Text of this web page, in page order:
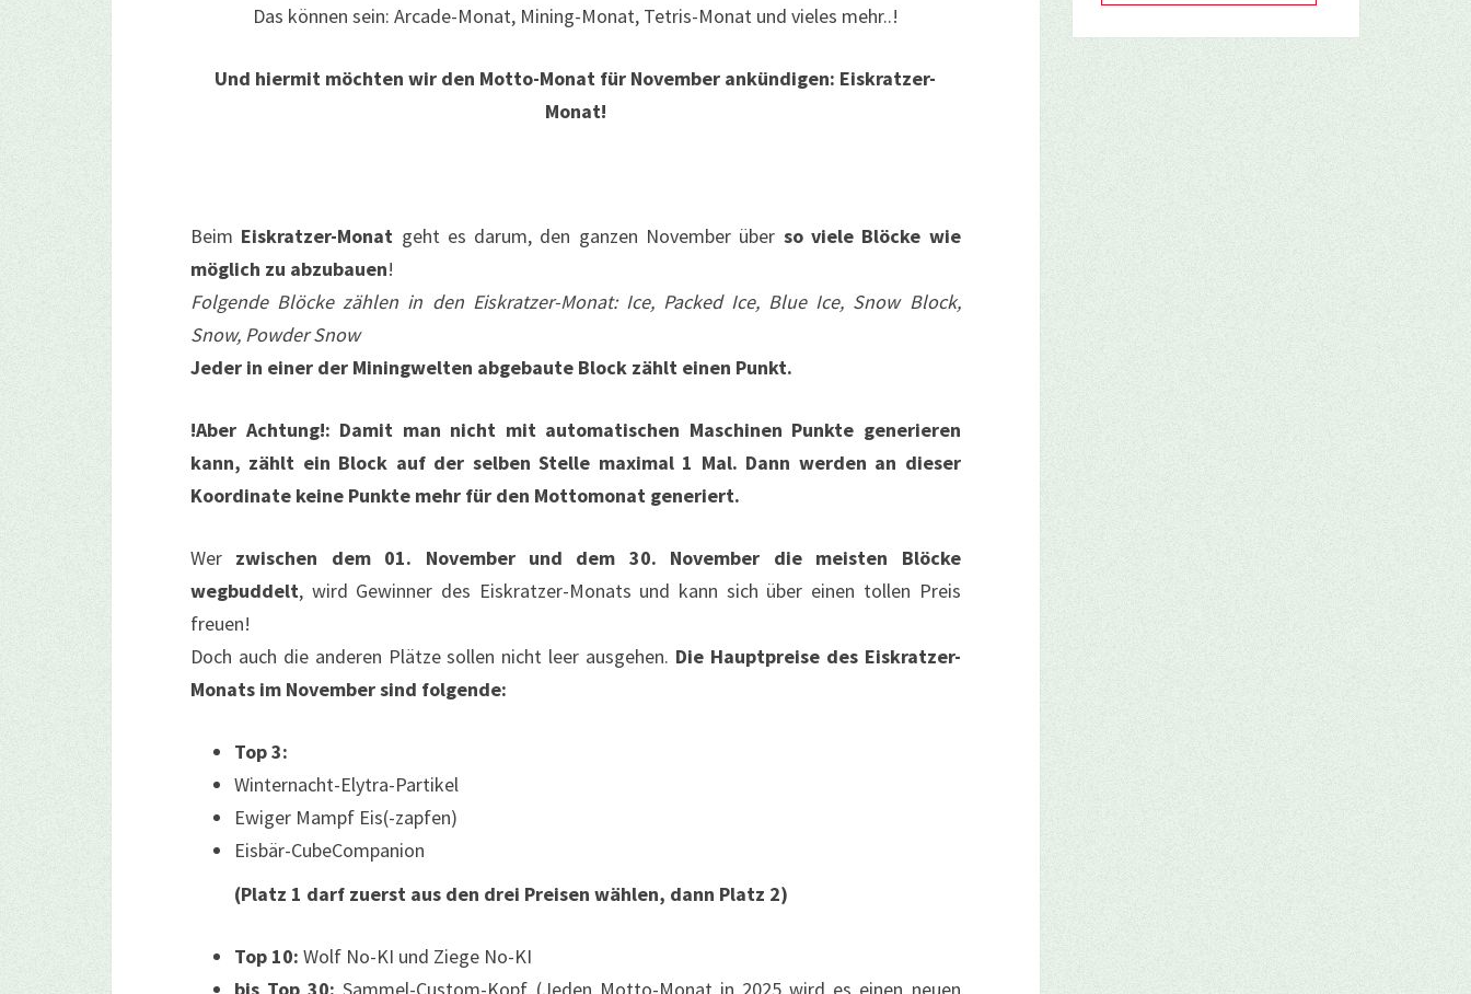
Das können sein: Arcade-Monat, Mining-Monat, Tetris-Monat und vieles mehr..!
Und hiermit möchten wir den Motto-Monat für November ankündigen: Eiskratzer-
Monat!
Beim Eiskratzer-Monat geht es darum, den ganzen November über so viele Blöcke wie
möglich zu abzubauen!
Folgende Blöcke zählen in den Eiskratzer-Monat: Ice, Packed Ice, Blue Ice, Snow Block,
Snow, Powder Snow
Jeder in einer der Miningwelten abgebaute Block zählt einen Punkt.
!Aber Achtung!: Damit man nicht mit automatischen Maschinen Punkte generieren
kann, zählt ein Block auf der selben Stelle maximal 1 Mal. Dann werden an dieser
Koordinate keine Punkte mehr für den Mottomonat generiert.
Wer zwischen dem 01. November und dem 30. November die meisten Blöcke
wegbuddelt, wird Gewinner des Eiskratzer-Monats und kann sich über einen tollen Preis
freuen!
Doch auch die anderen Plätze sollen nicht leer ausgehen. Die Hauptpreise des Eiskratzer-
Monats im November sind folgende:
Top 3:
Winternacht-Elytra-Partikel
Ewiger Mampf Eis(-zapfen)
Eisbär-CubeCompanion
(Platz 1 darf zuerst aus den drei Preisen wählen, dann Platz 2)
Top 10: Wolf No-KI und Ziege No-KI
bis Top 30: Sammel-Custom-Kopf (Jeden Motto-Monat in 2025 wird es einen neuen